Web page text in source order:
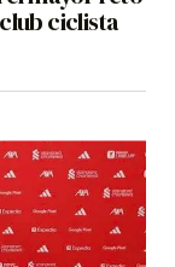
ciclista